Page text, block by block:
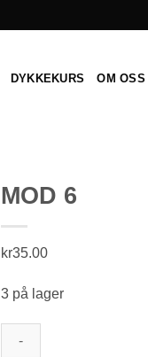
DYKKEKURS OM OSS
MOD 6
kr35.00
3 på lager